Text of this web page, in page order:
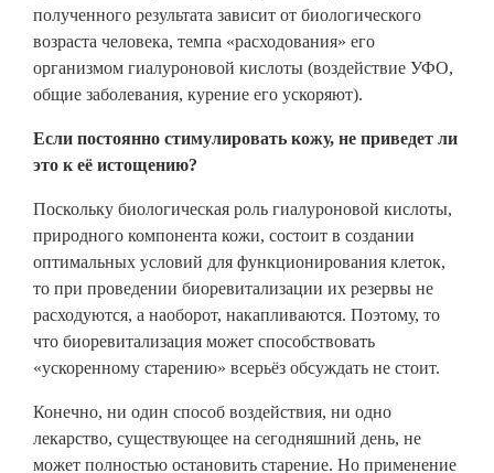
полученного результата зависит от биологического
возраста человека, темпа «расходования» его
организмом гиалуроновой кислоты (воздействие УФО,
общие заболевания, курение его ускоряют).
Если постоянно стимулировать кожу, не приведет ли
это к её истощению?
Поскольку биологическая роль гиалуроновой кислоты,
природного компонента кожи, состоит в создании
оптимальных условий для функционирования клеток,
то при проведении биоревитализации их резервы не
расходуются, а наоборот, накапливаются. Поэтому, то
что биоревитализация может способствовать
«ускоренному старению» всерьёз обсуждать не стоит.
Конечно, ни один способ воздействия, ни одно
лекарство, существующее на сегодняшний день, не
может полностью остановить старение. Но применение